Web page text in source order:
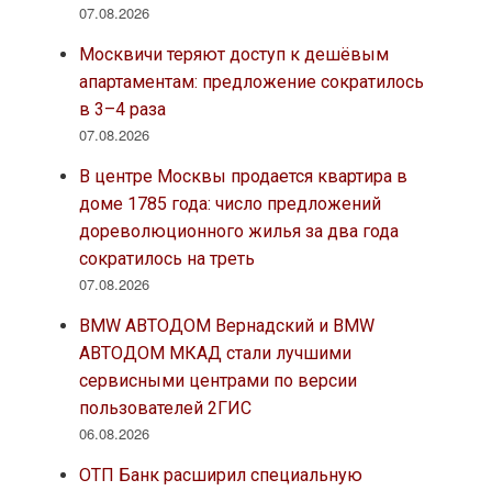
07.08.2026
Москвичи теряют доступ к дешёвым
апартаментам: предложение сократилось
в 3–4 раза
07.08.2026
В центре Москвы продается квартира в
доме 1785 года: число предложений
дореволюционного жилья за два года
сократилось на треть
07.08.2026
BMW АВТОДОМ Вернадский и BMW
АВТОДОМ МКАД стали лучшими
сервисными центрами по версии
пользователей 2ГИС
06.08.2026
ОТП Банк расширил специальную